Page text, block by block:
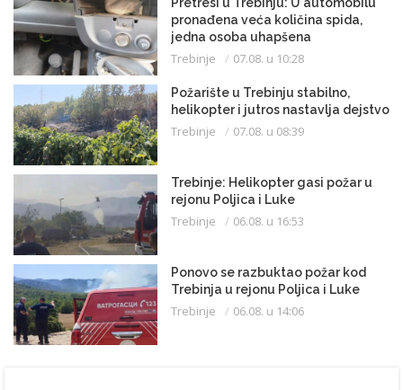
Pretresi u Trebinju: U automobilu
pronađena veća količina spida,
jedna osoba uhapšena
Trebinje 07.08. u 10:28
Požarište u Trebinju stabilno,
helikopter i jutros nastavlja dejstvo
Trebinje 07.08. u 08:39
Trebinje: Helikopter gasi požar u
rejonu Poljica i Luke
Trebinje 06.08. u 16:53
Ponovo se razbuktao požar kod
Trebinja u rejonu Poljica i Luke
Trebinje 06.08. u 14:06